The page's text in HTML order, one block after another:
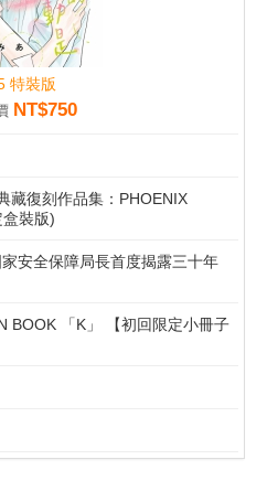
特裝版
NT$750
藏復刻作品集：PHOENIX
裝版)
安全保障局長首度揭露三十年
BOOK 「K」 【初回限定小冊子